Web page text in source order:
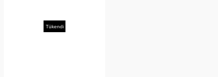
Tükendi